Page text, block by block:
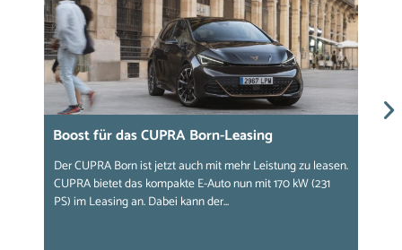
Boost für das CUPRA Born-Leasing
Der CUPRA Born ist jetzt auch mit mehr Leistung zu leasen.
CUPRA bietet das kompakte E-Auto nun mit 170 kW (231
PS) im Leasing an. Dabei kann der...